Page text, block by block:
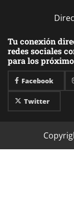
Tu conexión
redes sociales
para los
Facebook
Twitter